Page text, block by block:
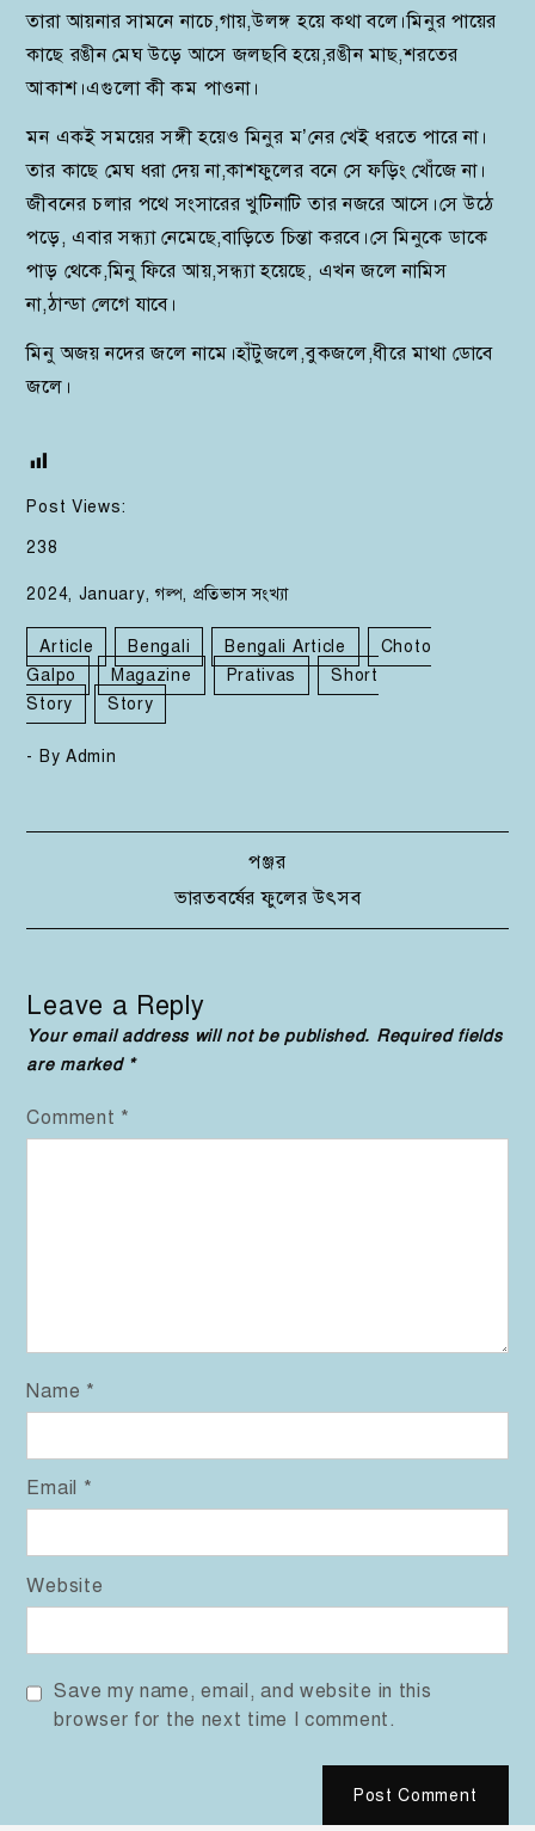
তারা আয়নার সামনে নাচে,গায়,উলঙ্গ হয়ে কথা বলে।মিনুর পায়ের
কাছে রঙীন মেঘ উড়ে আসে জলছবি হয়ে,রঙীন মাছ,শরতের
আকাশ।এগুলো কী কম পাওনা।
মন একই সময়ের সঙ্গী হয়েও মিনুর ম’নের খেই ধরতে পারে না।
তার কাছে মেঘ ধরা দেয় না,কাশফুলের বনে সে ফড়িং খোঁজে না।
জীবনের চলার পথে সংসারের খুটিনাটি তার নজরে আসে।সে উঠে
পড়ে, এবার সন্ধ্যা নেমেছে,বাড়িতে চিন্তা করবে।সে মিনুকে ডাকে
পাড় থেকে,মিনু ফিরে আয়,সন্ধ্যা হয়েছে, এখন জলে নামিস
না,ঠান্ডা লেগে যাবে।
মিনু অজয় নদের জলে নামে।হাঁটুজলে,বুকজলে,ধীরে মাথা ডোবে
জলে।
Post Views:
238
2024, January, গল্প, প্রতিভাস সংখ্যা
Article Bengali Bengali Article
Choto
Galpo
Magazine Prativas
Short
Story
Story
- By Admin
navigation
পঞ্জর
ভারতবর্ষের ফুলের উৎসব
Leave a Reply
Your email address will not be published. Required fields
are marked *
Comment *
Name *
Email *
Website
Save my name, email, and website in this
browser for the next time I comment.